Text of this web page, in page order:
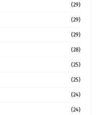
(29)
(29)
(29)
(28)
(25)
(25)
(24)
(24)